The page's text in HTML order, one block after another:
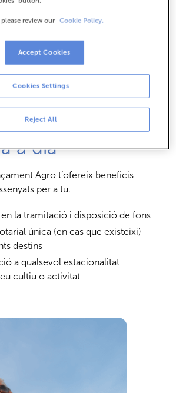
que impulsen
a dia
Agro t’ofereix beneficis
per a tu.
en la tramitació i disposició de fons
única (en cas que existeixi)
destins
a qualsevol estacionalitat
cultiu o activitat
review our Cookie Policy.
Reject All
Cookies Settings
Accept Cookies